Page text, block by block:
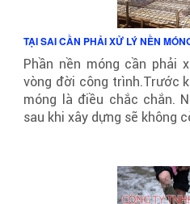
TẠI SAI CẦN PHẢI XỬ LÝ NỀN
Phần nền móng cần phải
vòng đời công trình.Trước
móng là điều chắc chắn.
sau khi xây dựng sẽ không